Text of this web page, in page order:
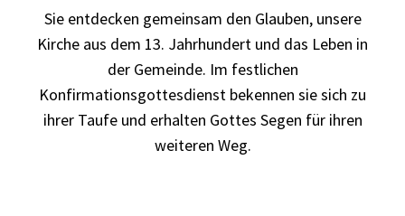
Sie entdecken gemeinsam den Glauben, unsere
Kirche aus dem 13. Jahrhundert und das Leben in
der Gemeinde. Im festlichen
Konfirmationsgottesdienst bekennen sie sich zu
ihrer Taufe und erhalten Gottes Segen für ihren
weiteren Weg.